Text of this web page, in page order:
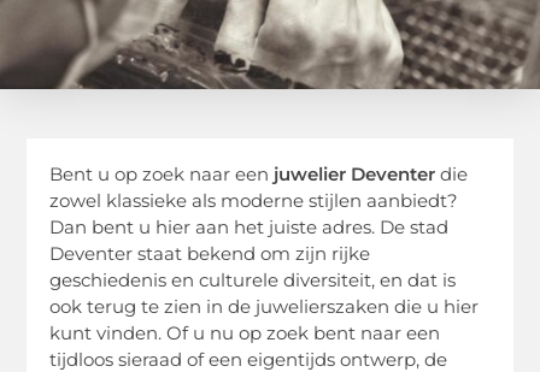
Bent u op zoek naar een juwelier Deventer die
zowel klassieke als moderne stijlen aanbiedt?
Dan bent u hier aan het juiste adres. De stad
Deventer staat bekend om zijn rijke
geschiedenis en culturele diversiteit, en dat is
ook terug te zien in de juwelierszaken die u hier
kunt vinden. Of u nu op zoek bent naar een
tijdloos sieraad of een eigentijds ontwerp, de